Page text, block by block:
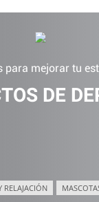
para mejorar tu
DE
RELAJACIÓN